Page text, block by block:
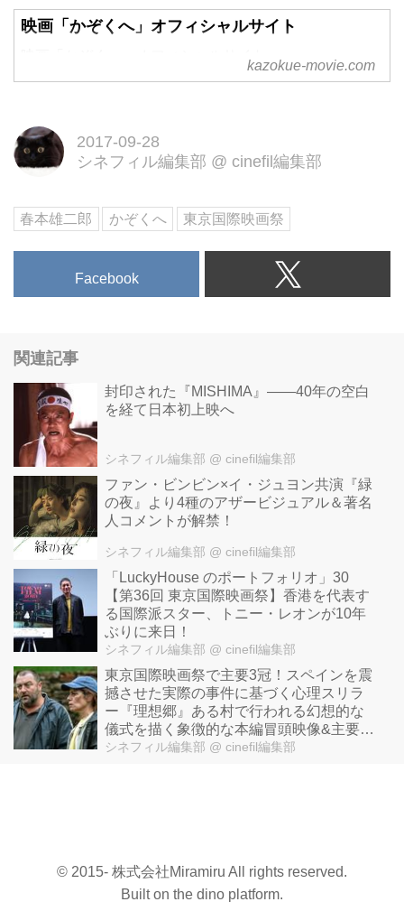
映画「かぞくへ」オフィシャルサイト
kazokue-movie.com
2017-09-28
シネフィル編集部 @ cinefil編集部
春本雄二郎 かぞくへ 東京国際映画祭
Facebook
関連記事
封印された『MISHIMA』――40年の空白
を経て日本初上映へ
シネフィル編集部 @ cinefil編集部
ファン・ビンビン×イ・ジュヨン共演『緑
の夜』より4種のアザービジュアル＆著名
人コメントが解禁！
シネフィル編集部 @ cinefil編集部
「LuckyHouse のポートフォリオ」30
【第36回 東京国際映画祭】香港を代表す
る国際派スター、トニー・レオンが10年
ぶりに来日！
シネフィル編集部 @ cinefil編集部
東京国際映画祭で主要3冠！スペインを震
撼させた実際の事件に基づく心理スリラ
ー『理想郷』ある村で行われる幻想的な
儀式を描く象徴的な本編冒頭映像&主要キ
ャラなど紹介する解説漫画も解禁！
シネフィル編集部 @ cinefil編集部
© 2015- 株式会社Miramiru All rights reserved.
Built on the dino platform.